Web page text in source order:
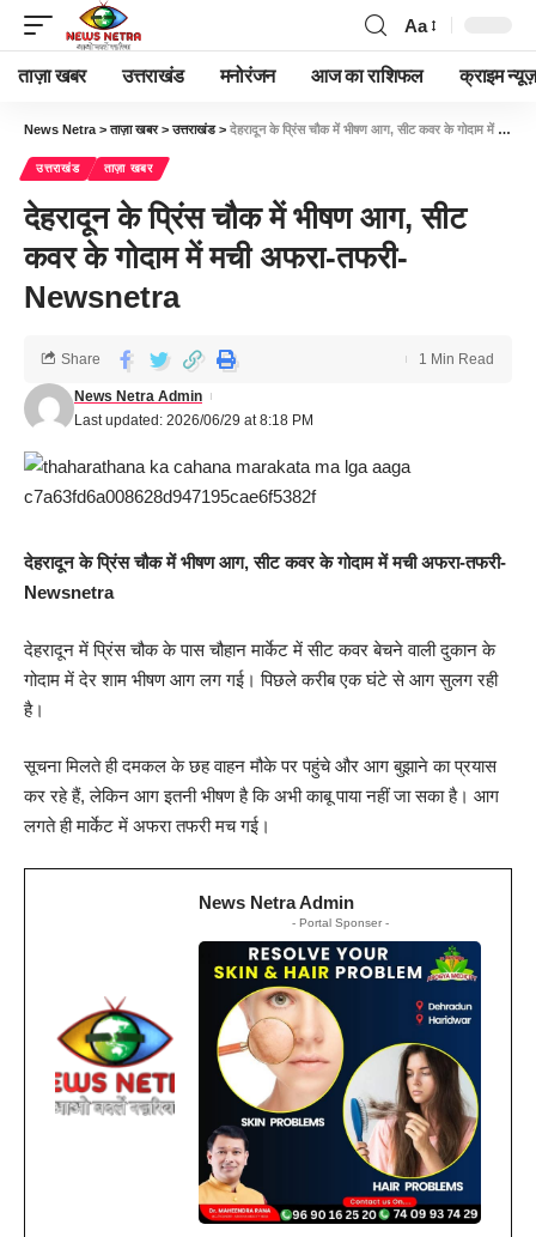
Aa
ताज़ा खबर उत्तराखंड मनोरंजन आज का राशिफल क्राइम न्यूज़
News Netra >ताज़ा खबर>उत्तराखंड> देहरादून के प्रिंस चौक में भीषण आग, सीट कवर के गोदाम में मची अफरा-तफरी-Newsnetra
उत्तराखंड ताज़ा खबर
देहरादून के प्रिंस चौक में भीषण आग, सीट
कवर के गोदाम में मची अफरा-तफरी-
Newsnetra
Last updated: 2026/06/29 at 8:18 PM
News Netra Admin
Share 1 Min Read
देहरादून के प्रिंस चौक में भीषण आग, सीट कवर के गोदाम में मची अफरा-तफरी-
Newsnetra
देहरादून में प्रिंस चौक के पास चौहान मार्केट में सीट कवर बेचने वाली दुकान के
गोदाम में देर शाम भीषण आग लग गई। पिछले करीब एक घंटे से आग सुलग रही
है।
सूचना मिलते ही दमकल के छह वाहन मौके पर पहुंचे और आग बुझाने का प्रयास
कर रहे हैं, लेकिन आग इतनी भीषण है कि अभी काबू पाया नहीं जा सका है। आग
लगते ही मार्केट में अफरा तफरी मच गई।
News Netra Admin
- Portal Sponser -